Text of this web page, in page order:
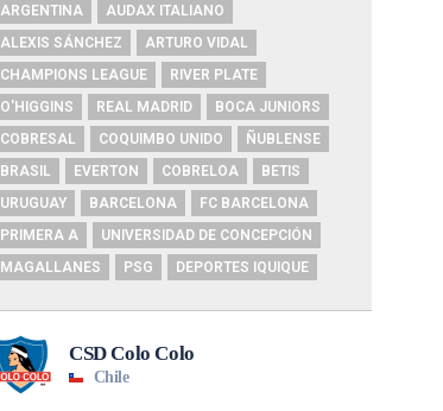
ARGENTINA
AUDAX ITALIANO
ALEXIS SÁNCHEZ
ARTURO VIDAL
CHAMPIONS LEAGUE
RIVER PLATE
O'HIGGINS
REAL MADRID
BOCA JUNIORS
COBRESAL
COQUIMBO UNIDO
ÑUBLENSE
BRASIL
EVERTON COBRELOA
BETIS
URUGUAY
BARCELONA
FC BARCELONA
PRIMERA A
UNIVERSIDAD DE CONCEPCIÓN
MAGALLANES
PSG DEPORTES IQUIQUE